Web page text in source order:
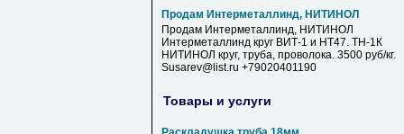
Продам Интерметаллинд, НИТИНОЛ
Продам Интерметаллинд, НИТИНОЛ
Интерметаллинд круг ВИТ-1 и НТ47. ТН-1К
НИТИНОЛ круг, труба, проволока. 3500 руб/кг.
Susarev@list.ru +79020401190
Товары и услуги